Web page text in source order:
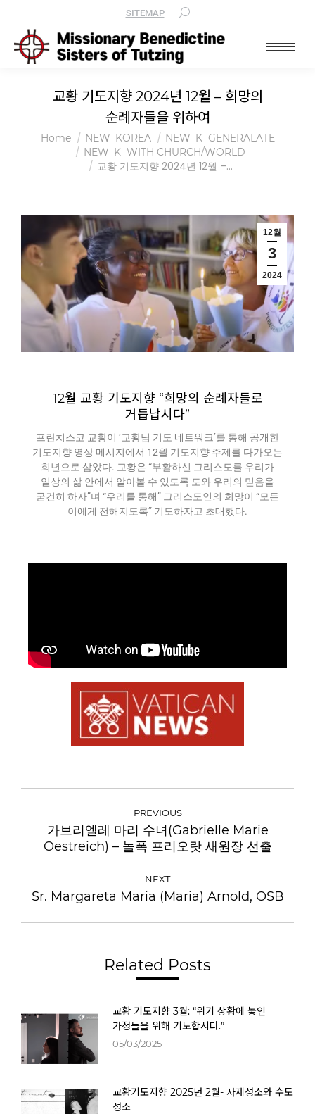
SITEMAP
교황 기도지향 2024년 12월 – 희망의
순례자들을 위하여
You are here:
Home NEW_KOREA
NEW_K_GENERALATE
NEW_K_WITH CHURCH/WORLD
교황 기도지향 2024년 12월 –…
12월
3
2024
12월 교황 기도지향 “희망의 순례자들로
거듭납시다”
프란치스코 교황이 ‘교황님 기도 네트워크’를 통해 공개한
기도지향 영상 메시지에서 12월 기도지향 주제를 다가오는
희년으로 삼았다. 교황은 “부활하신 그리스도를 우리가
일상의 삶 안에서 알아볼 수 있도록 도와 우리의 믿음을
굳건히 하자”며 “우리를 통해” 그리스도인의 희망이 “모든
이에게 전해지도록” 기도하자고 초대했다.
PREVIOUS
가브리엘레 마리 수녀(Gabrielle Marie
Oestreich) – 놀폭 프리오랏 새원장 선출
NEXT
Sr. Margareta Maria (Maria) Arnold, OSB
Related Posts
교황 기도지향 3월: “위기 상황에 놓인
가정들을 위해 기도합시다.”
05/03/2025
교황기도지향 2025년 2월- 사제성소와 수도
성소